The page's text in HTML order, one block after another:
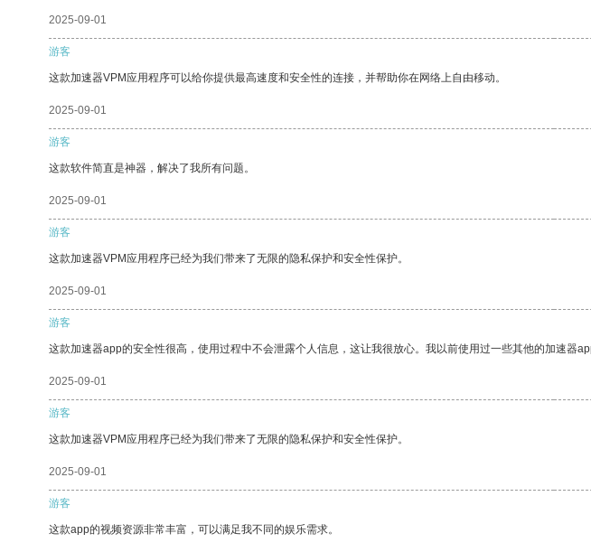
2025-09-01
游客
这款加速器VPM应用程序可以给你提供最高速度和安全性的连接，并帮助你在网络上自由移动。
2025-09-01
游客
这款软件简直是神器，解决了我所有问题。
2025-09-01
游客
这款加速器VPM应用程序已经为我们带来了无限的隐私保护和安全性保护。
2025-09-01
游客
这款加速器app的安全性很高，使用过程中不会泄露个人信息，这让我很放心。我以前使用过一些其他的加速器
2025-09-01
游客
这款加速器VPM应用程序已经为我们带来了无限的隐私保护和安全性保护。
2025-09-01
游客
这款app的视频资源非常丰富，可以满足我不同的娱乐需求。